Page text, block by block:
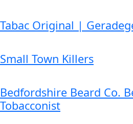
Tabac Original |
Small Town Killers
Bedfordshire Beard Co.
Tobacconist